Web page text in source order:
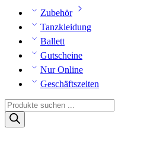
Zubehör
Tanzkleidung
Ballett
Gutscheine
Nur Online
Geschäftszeiten
Products
search